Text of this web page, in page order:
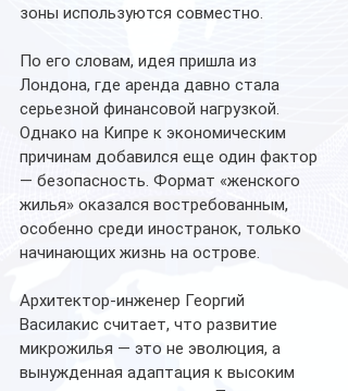
зоны используются совместно.
По его словам, идея пришла из
Лондона, где аренда давно стала
серьезной финансовой нагрузкой.
Однако на Кипре к экономическим
причинам добавился еще один фактор
— безопасность. Формат «женского
жилья» оказался востребованным,
особенно среди иностранок, только
начинающих жизнь на острове.
Архитектор-инженер Георгий
Василакис считает, что развитие
микрожилья — это не эволюция, а
вынужденная адаптация к высоким